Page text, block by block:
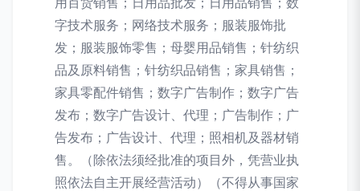
字技术服务；网络技术服务；服装服饰批
发；服装服饰零售；母婴用品销售；针纺织
品及原料销售；针纺织品销售；家具销售；
家具零配件销售；数字广告制作；数字广告
发布；数字广告设计、代理；广告制作；广
告发布；广告设计、代理；照相机及器材销
售。（除依法须经批准的项目外，凭营业执
照依法自主开展经营活动）（不得从事国家